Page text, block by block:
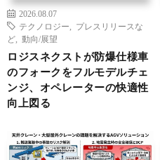
2026.08.07
テクノロジー
プレスリリースな
ど
動向/展望
ロジスネクストが防爆仕様車
のフォークをフルモデルチェ
ンジ、オペレーターの快適性
向上図る